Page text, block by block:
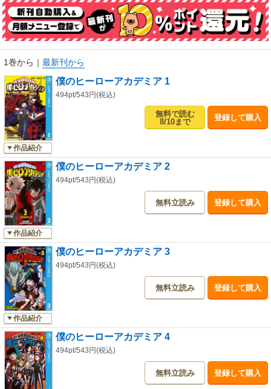
1巻から ｜ 最新刊から
作品紹介
僕のヒーローアカデミア 1
494pt/543円(税込)
無料で読む
8/10まで
登録して購入
作品紹介
僕のヒーローアカデミア 2
494pt/543円(税込)
無料立読み 登録して購入
作品紹介
僕のヒーローアカデミア 3
494pt/543円(税込)
無料立読み 登録して購入
僕のヒーローアカデミア 4
494pt/543円(税込)
無料立読み 登録して購入